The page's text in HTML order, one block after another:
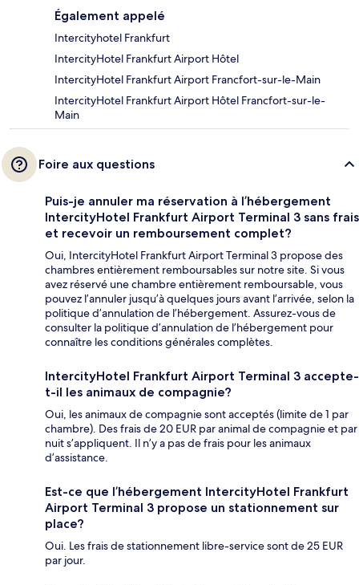
Également appelé
Intercityhotel Frankfurt
IntercityHotel Frankfurt Airport Hôtel
IntercityHotel Frankfurt Airport Francfort-sur-le-Main
IntercityHotel Frankfurt Airport Hôtel Francfort-sur-le-
Main
Foire aux questions
Puis-je annuler ma réservation à l’hébergement
IntercityHotel Frankfurt Airport Terminal 3 sans frais
et recevoir un remboursement complet?
Oui, IntercityHotel Frankfurt Airport Terminal 3 propose des
chambres entièrement remboursables sur notre site. Si vous
avez réservé une chambre entièrement remboursable, vous
pouvez l’annuler jusqu’à quelques jours avant l’arrivée, selon la
politique d’annulation de l’hébergement. Assurez-vous de
consulter la politique d’annulation de l’hébergement pour
connaître les conditions générales complètes.
IntercityHotel Frankfurt Airport Terminal 3 accepte-
t-il les animaux de compagnie?
Oui, les animaux de compagnie sont acceptés (limite de 1 par
chambre). Des frais de 20 EUR par animal de compagnie et par
nuit s’appliquent. Il n’y a pas de frais pour les animaux
d’assistance.
Est-ce que l’hébergement IntercityHotel Frankfurt
Airport Terminal 3 propose un stationnement sur
place?
Oui. Les frais de stationnement libre-service sont de 25 EUR
par jour.